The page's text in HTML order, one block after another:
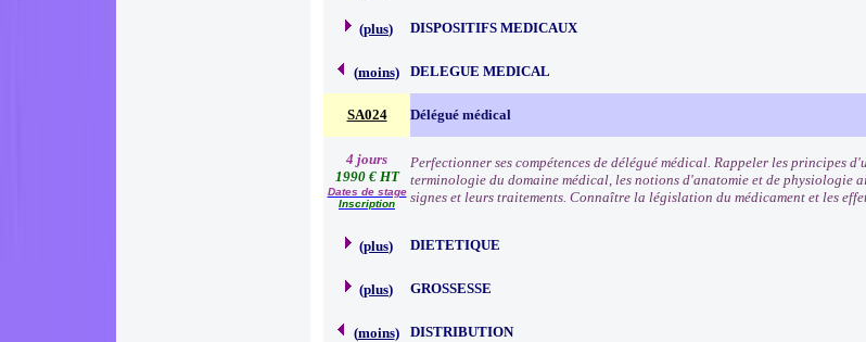
(plus) DISPOSITIFS MEDICAUX
(moins) DELEGUE MEDICAL
SA024 Délégué médical
4 jours
1990 € HT
Dates de stage
Inscription
Perfectionner ses compétences de délégué médical. Rappeler les principes
terminologie du domaine médical, les notions d'anatomie et de physiologie
signes et leurs traitements. Connaître la législation du médicament et les
(plus) DIETETIQUE
(plus) GROSSESSE
(moins) DISTRIBUTION